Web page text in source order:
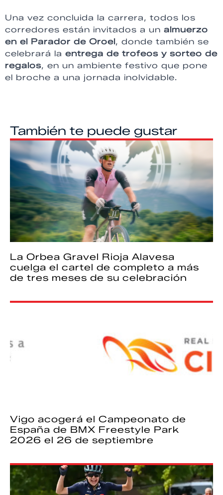
Una vez concluida la carrera, todos los
corredores están invitados a un almuerzo
en el Parador de Oroel, donde también se
celebrará la entrega de trofeos y sorteo de
regalos, en un ambiente festivo que pone
el broche a una jornada inolvidable.
También te puede gustar
La Orbea Gravel Rioja Alavesa
cuelga el cartel de completo a más
de tres meses de su celebración
Vigo acogerá el Campeonato de
España de BMX Freestyle Park
2026 el 26 de septiembre